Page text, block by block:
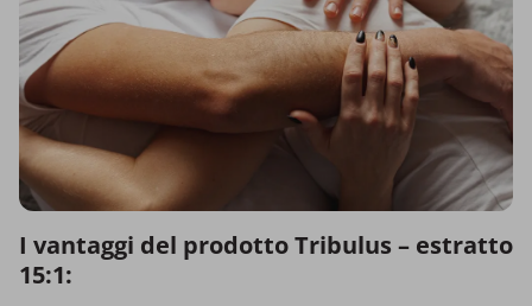
I vantaggi del prodotto Tribulus – estratto
15:1: